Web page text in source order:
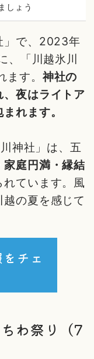
しょう
」で、2023年
、「川越氷川
ます。神社の
夜はライトア
れます。
神社」は、五
家庭円満・縁結
れています。風
の夏を感じて
チェ
わ祭り（7